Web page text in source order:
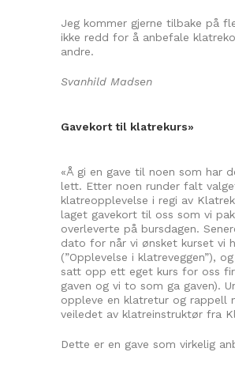
Jeg kommer gjerne tilbake på
ikke redd for å anbefale
andre.
Svanhild Madsen
Gavekort til klatrekurs»
«Å gi en gave til noen som har
lett. Etter noen runder falt
klatreopplevelse i regi av
laget gavekort til oss som vi
overleverte på bursdagen.
dato for når vi ønsket kurset vi
(”Opplevelse i klatreveggen”),
satt opp ett eget kurs for oss
gaven og vi to som ga gaven).
oppleve en klatretur og rappell
veiledet av klatreinstruktør fra
Dette er en gave som virkelig